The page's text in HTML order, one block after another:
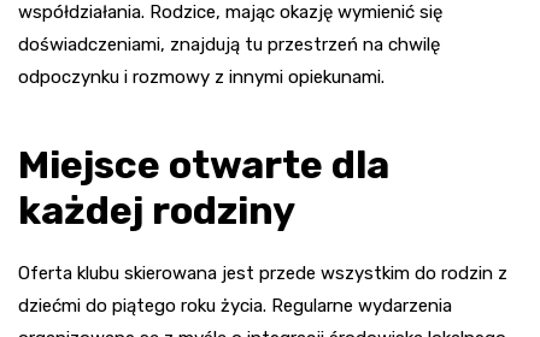
współdziałania. Rodzice, mając okazję wymienić się
doświadczeniami, znajdują tu przestrzeń na chwilę
odpoczynku i rozmowy z innymi opiekunami.
Miejsce otwarte dla
każdej rodziny
Oferta klubu skierowana jest przede wszystkim do rodzin z
dziećmi do piątego roku życia. Regularne wydarzenia